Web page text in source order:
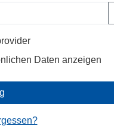
Daten anzeigen